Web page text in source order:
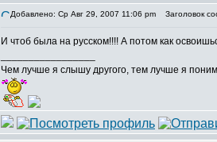
Добавлено: Ср Авг 29, 2007 11:06 pm Заголовок
И чтоб была на русском!!!! А потом как
Чем лучше я слышу другого, тем лучше я